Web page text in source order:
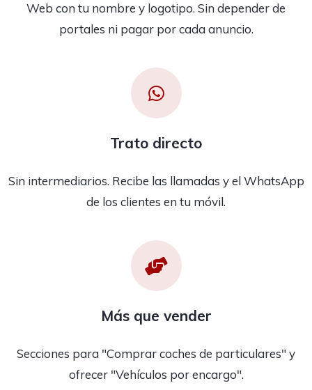
Web con tu nombre y logotipo. Sin depender de
portales ni pagar por cada anuncio.
Trato directo
Sin intermediarios. Recibe las llamadas y el WhatsApp
de los clientes en tu móvil.
Más que vender
Secciones para "Comprar coches de particulares" y
ofrecer "Vehículos por encargo".